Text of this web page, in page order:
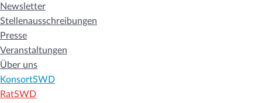
Newsletter
Stellenausschreibungen
Presse
Veranstaltungen
Über uns
KonsortSWD
RatSWD